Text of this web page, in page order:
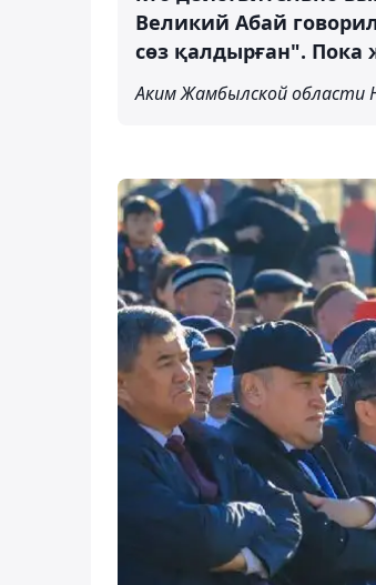
Великий Абай
сөз қалдырған". Пока
Аким Жамбылской